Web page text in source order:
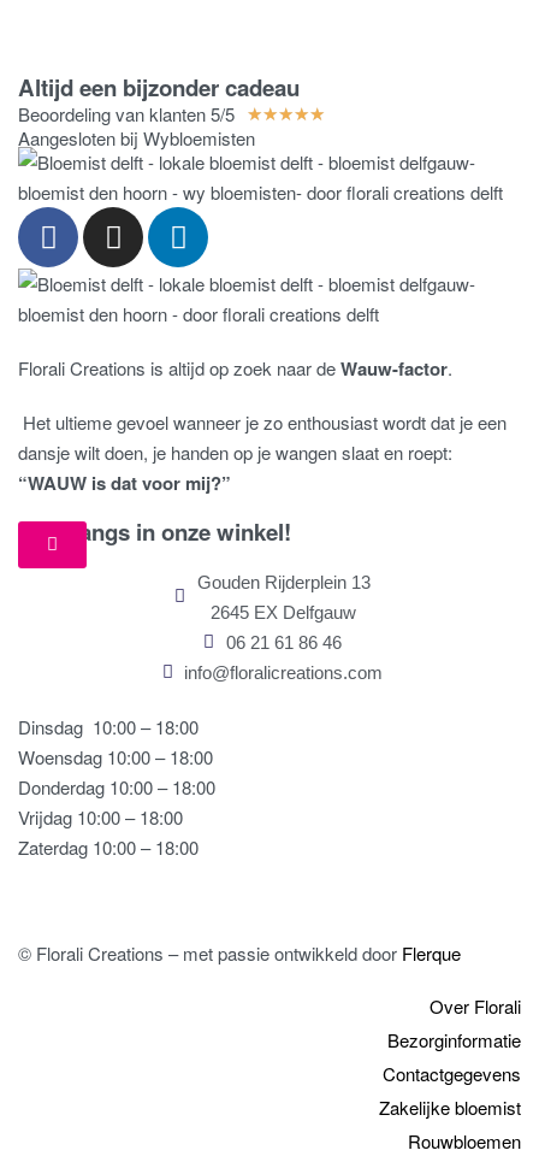
Altijd een bijzonder cadeau
Beoordeling van klanten 5/5 ★★★★★
Aangesloten bij Wybloemisten
Florali Creations is altijd op zoek naar deWauw-factor.
Het ultieme gevoel wanneer je zo enthousiast wordt dat je een
dansje wilt doen, je handen op je wangen slaat en roept:
“WAUW is dat voor mij?”
Kom langs in onze winkel!
Gouden Rijderplein 13
2645 EX Delfgauw
06 21 61 86 46
info@floralicreations.com
Dinsdag 10:00 – 18:00
Woensdag 10:00 – 18:00
Donderdag 10:00 – 18:00
Vrijdag 10:00 – 18:00
Zaterdag 10:00 – 18:00
© Florali Creations – met passie ontwikkeld door Flerque
Over Florali
Bezorginformatie
Contactgegevens
Zakelijke bloemist
Rouwbloemen